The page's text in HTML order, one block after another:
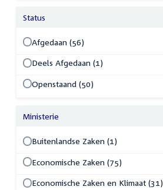
Status
Afgedaan (56)
Deels Afgedaan (1)
Openstaand (50)
Ministerie
Buitenlandse Zaken (1)
Economische Zaken (75)
Economische Zaken en Klimaat (31)